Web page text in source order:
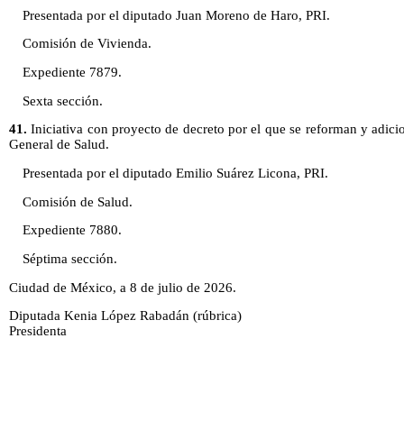
Presentada por el diputado Juan Moreno de Haro, PRI.
Comisión de Vivienda.
Expediente 7879.
Sexta sección.
41. Iniciativa con proyecto de decreto por el que se reforman y
General de Salud.
Presentada por el diputado Emilio Suárez Licona, PRI.
Comisión de Salud.
Expediente 7880.
Séptima sección.
Ciudad de México, a 8 de julio de 2026.
Diputada Kenia López Rabadán (rúbrica)
Presidenta